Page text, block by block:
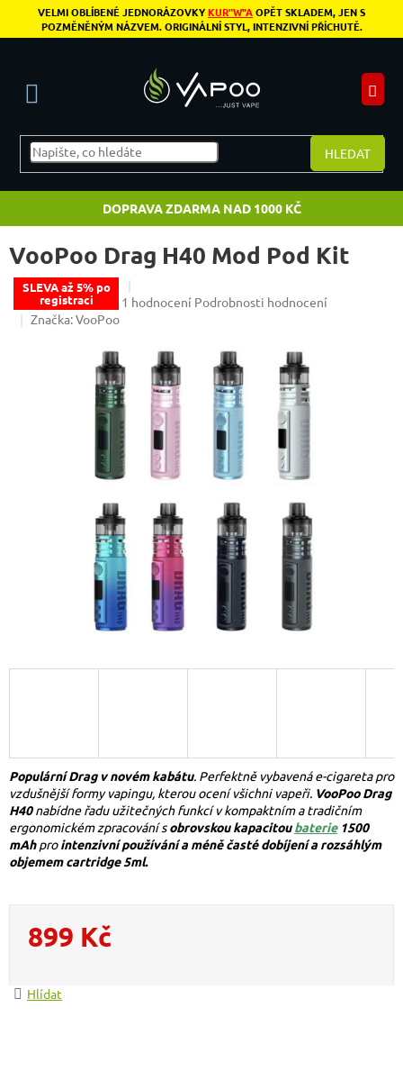
Přejít na obsah
VELMI OBLÍBENÉ JEDNORÁZOVKYKUR"W"AOPĚT SKLADEM, JEN S
POZMĚNĚNÝM NÁZVEM. ORIGINÁLNÍ STYL, INTENZIVNÍ PŘÍCHUTĚ.
HLEDAT
DOPRAVA ZDARMA NAD 1000 KČ
VooPoo Drag H40 Mod Pod Kit
SLEVA až 5% po
registraci
Průměrné hodnocení produktu je 5,0 z 5
1 hodnocení Podrobnosti hodnocení
Značka:VooPoo
899 Kč
Populární Drag v novém kabátu. Perfektně vybavená e-cigareta pro
vzdušnější formy vapingu, kterou ocení všichni vapeři. VooPoo Drag
H40nabídne řadu užitečných funkcí v kompaktním a tradičním
ergonomickém zpracování sobrovskou kapacitoubaterie1500
mAhprointenzivní používání a méně časté dobíjení a rozsáhlým
objemem cartridge 5ml.
Hlídat